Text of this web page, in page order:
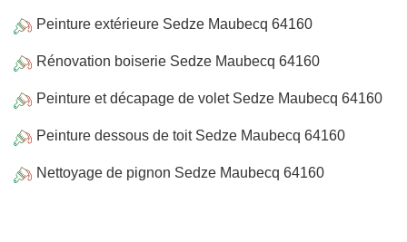
Peinture extérieure Sedze Maubecq 64160
Rénovation boiserie Sedze Maubecq 64160
Peinture et décapage de volet Sedze Maubecq 64160
Peinture dessous de toit Sedze Maubecq 64160
Nettoyage de pignon Sedze Maubecq 64160